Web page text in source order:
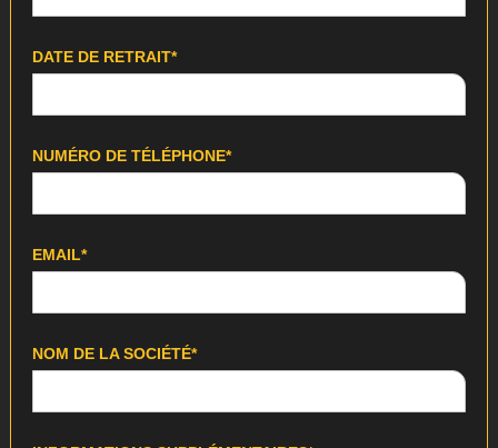
DATE DE RETRAIT*
NUMÉRO DE TÉLÉPHONE*
EMAIL*
NOM DE LA SOCIÉTÉ*